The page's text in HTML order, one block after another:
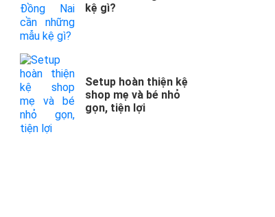
kệ gì?
Setup hoàn thiện kệ
shop mẹ và bé nhỏ
gọn, tiện lợi